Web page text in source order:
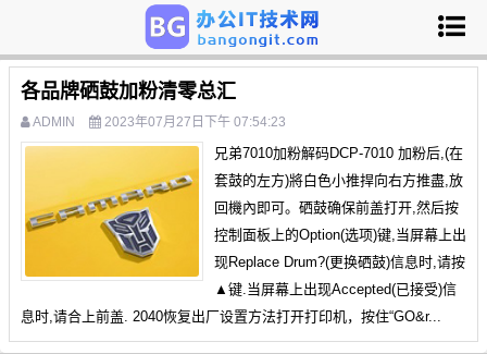
各品牌硒鼓加粉清零总汇
ADMIN 2023年07月27日下午 07:54:23
兄弟7010加粉解码DCP-7010 加粉后,(在
套鼓的左方)將白色小推捍向右方推盡,放
回機內即可。硒鼓确保前盖打开,然后按
控制面板上的Option(选项)键,当屏幕上出
现Replace Drum?(更换硒鼓)信息时,请按
▲键.当屏幕上出现Accepted(已接受)信
息时,请合上前盖. 2040恢复出厂设置方法打开打印机，按住“GO&r...